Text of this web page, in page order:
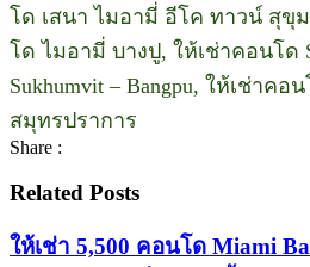
โด เสนา ไมอามี่ อีโค ทาวน์ สุขุ
โด ไมอามี่ บางปู, ให้เช่าคอนโด
Sukhumvit – Bangpu, ให้เช่าคอ
สมุทรปราการ
Share :
Related Posts
ให้เช่า 5,500 คอนโด Miami